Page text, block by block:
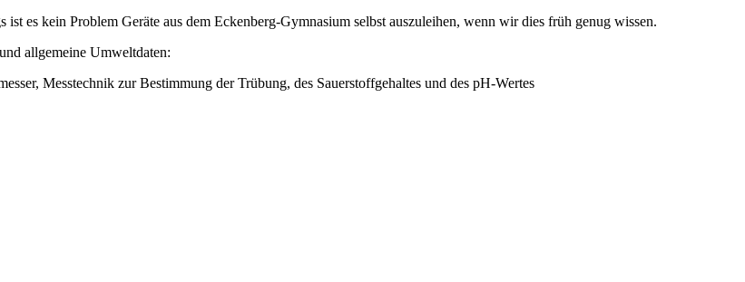
es kein Problem Geräte aus dem Eckenberg-Gymnasium selbst auszuleihen, wenn wir dies früh genug wissen.
allgemeine Umweltdaten:
Messtechnik zur Bestimmung der Trübung, des Sauerstoffgehaltes und des pH-Wertes